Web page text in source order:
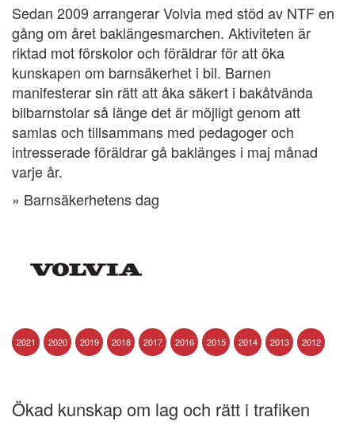
Sedan 2009 arrangerar Volvia med stöd av NTF en
gång om året baklängesmarchen. Aktiviteten är
riktad mot förskolor och föräldrar för att öka
kunskapen om barnsäkerhet i bil. Barnen
manifesterar sin rätt att åka säkert i bakåtvända
bilbarnstolar så länge det är möjligt genom att
samlas och tillsammans med pedagoger och
intresserade föräldrar gå baklänges i maj månad
varje år.
» Barnsäkerhetens dag
2021 2020 2019 2018 2017 2016 2015 2014 2013 2012
Ökad kunskap om lag och rätt i trafiken